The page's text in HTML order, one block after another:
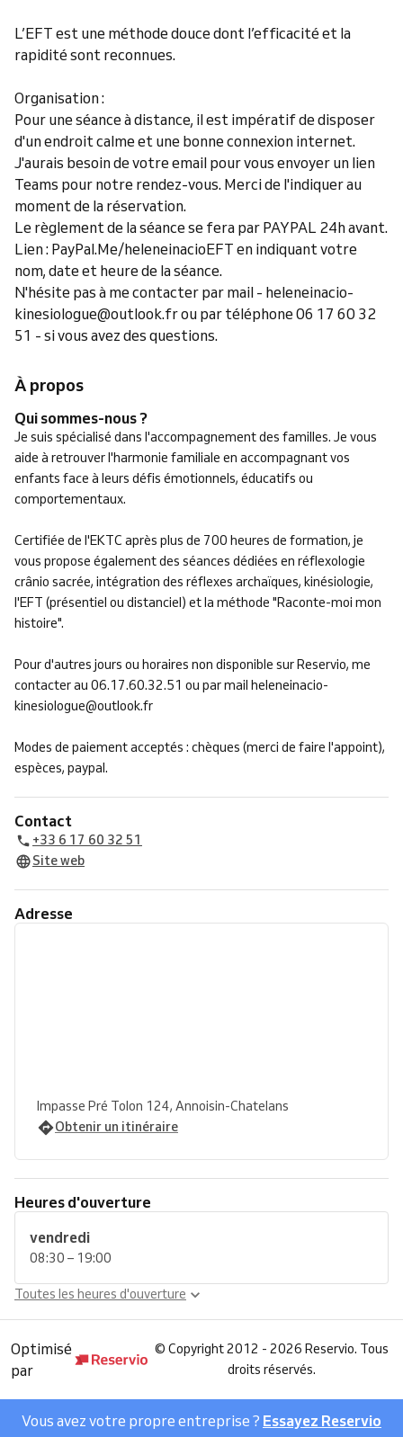
L’EFT est une méthode douce dont l’efficacité et la
rapidité sont reconnues.
Organisation :
Pour une séance à distance, il est impératif de disposer
d'un endroit calme et une bonne connexion internet.
J'aurais besoin de votre email pour vous envoyer un lien
Teams pour notre rendez-vous. Merci de l'indiquer au
moment de la réservation.
Le règlement de la séance se fera par PAYPAL 24h avant.
Lien : PayPal.Me/heleneinacioEFT en indiquant votre
nom, date et heure de la séance.
N'hésite pas à me contacter par mail - heleneinacio-
kinesiologue@outlook.fr ou par téléphone 06 17 60 32
51 - si vous avez des questions.
À propos
Qui sommes-nous ?
Je suis spécialisé dans l'accompagnement des familles. Je vous
aide à retrouver l'harmonie familiale en accompagnant vos
enfants face à leurs défis émotionnels, éducatifs ou
comportementaux.
Certifiée de l'EKTC après plus de 700 heures de formation, je
vous propose également des séances dédiées en réflexologie
crânio sacrée, intégration des réflexes archaïques, kinésiologie,
l'EFT (présentiel ou distanciel) et la méthode "Raconte-moi mon
histoire".
Pour d'autres jours ou horaires non disponible sur Reservio, me
contacter au 06.17.60.32.51 ou par mail heleneinacio-
kinesiologue@outlook.fr
Modes de paiement acceptés : chèques (merci de faire l'appoint),
espèces, paypal.
Contact
+33 6 17 60 32 51
Site web
Adresse
Impasse Pré Tolon 124, Annoisin-Chatelans
Obtenir un itinéraire
Heures d'ouverture
vendredi
08:30 – 19:00
Toutes les heures d'ouverture
Optimisé
par
© Copyright 2012 - 2026 Reservio. Tous
droits réservés.
Vous avez votre propre entreprise ? Essayez Reservio